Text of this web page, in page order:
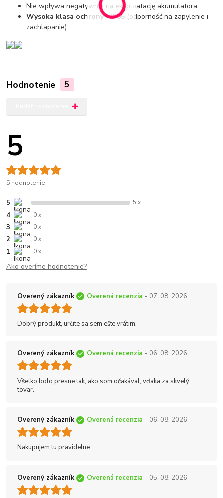
Nie wpływa negatywnie na eksploatację akumulatora
Wysoka klasa ochrony - IP65 (odporność na zapylenie i
zachlapanie)
Hodnotenie 5
5
5 hodnotenie
5 5 x
4 0 x
3 0 x
2 0 x
1 0 x
Ako overíme hodnotenie?
Overený zákazník Overená recenzia - 07. 08. 2026
Dobrý produkt, určite sa sem ešte vrátim.
Overený zákazník Overená recenzia - 06. 08. 2026
Všetko bolo presne tak, ako som očakával, vďaka za skvelý
tovar.
Overený zákazník Overená recenzia - 06. 08. 2026
Nakupujem tu pravidelne
Overený zákazník Overená recenzia - 05. 08. 2026